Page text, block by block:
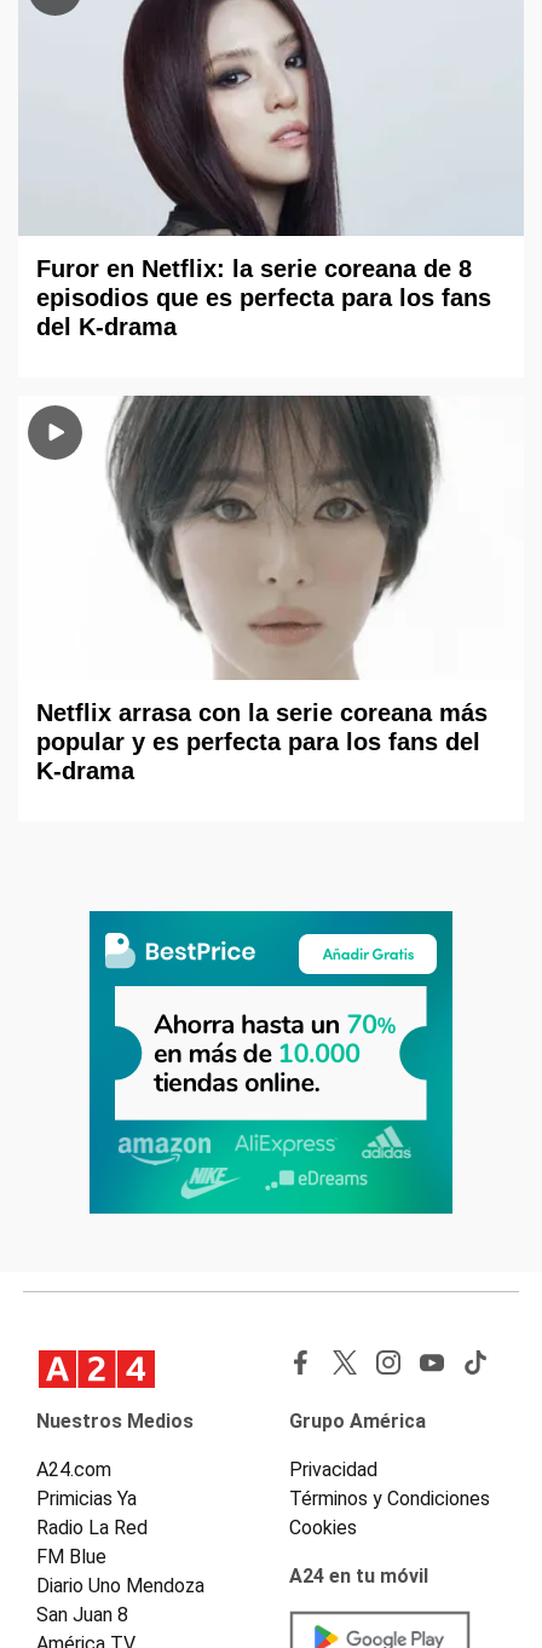
Furor en Netflix: la serie coreana de 8
episodios que es perfecta para los fans
del K-drama
Netflix arrasa con la serie coreana más
popular y es perfecta para los fans del
K-drama
Nuestros Medios
A24.com
Primicias Ya
Radio La Red
FM Blue
Diario Uno Mendoza
San Juan 8
Grupo América
Privacidad
Términos y Condiciones
Cookies
A24 en tu móvil